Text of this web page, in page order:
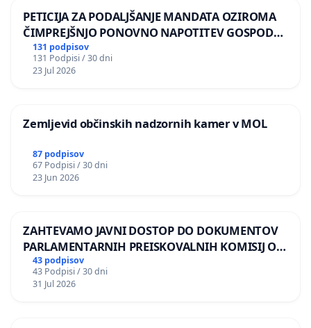
PETICIJA ZA PODALJŠANJE MANDATA OZIROMA
ČIMPREJŠNJO PONOVNO NAPOTITEV GOSPODA
BERNARDA ŠRAJNERJA NA VELEPOSLANIŠTVO
REPUBLIKE SLOVENIJE V MOSKVI
131 podpisov
131 Podpisi / 30 dni
23 Jul 2026
Zemljevid občinskih nadzornih kamer v MOL
87 podpisov
67 Podpisi / 30 dni
23 Jun 2026
ZAHTEVAMO JAVNI DOSTOP DO DOKUMENTOV
PARLAMENTARNIH PREISKOVALNIH KOMISIJ O
ILEGALNI TRGOVINI Z OROŽJEM
43 podpisov
43 Podpisi / 30 dni
31 Jul 2026